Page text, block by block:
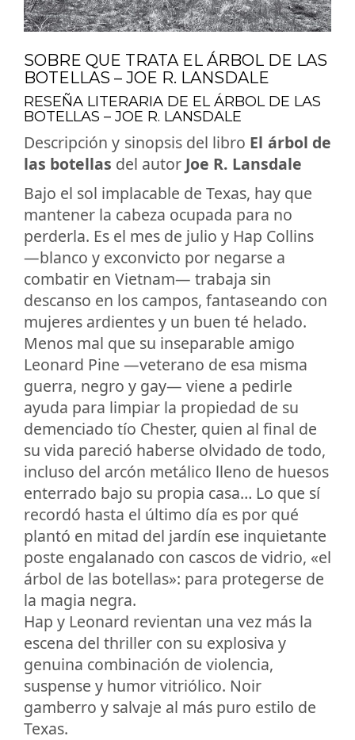
SOBRE QUE TRATA EL ÁRBOL DE LAS
BOTELLAS – JOE R. LANSDALE
RESEÑA LITERARIA DE EL ÁRBOL DE LAS
BOTELLAS – JOE R. LANSDALE
Descripción y sinopsis del libro El árbol de
las botellas del autor Joe R. Lansdale
Bajo el sol implacable de Texas, hay que
mantener la cabeza ocupada para no
perderla. Es el mes de julio y Hap Collins
—blanco y exconvicto por negarse a
combatir en Vietnam— trabaja sin
descanso en los campos, fantaseando con
mujeres ardientes y un buen té helado.
Menos mal que su inseparable amigo
Leonard Pine —veterano de esa misma
guerra, negro y gay— viene a pedirle
ayuda para limpiar la propiedad de su
demenciado tío Chester, quien al final de
su vida pareció haberse olvidado de todo,
incluso del arcón metálico lleno de huesos
enterrado bajo su propia casa… Lo que sí
recordó hasta el último día es por qué
plantó en mitad del jardín ese inquietante
poste engalanado con cascos de vidrio, «el
árbol de las botellas»: para protegerse de
la magia negra.
Hap y Leonard revientan una vez más la
escena del thriller con su explosiva y
genuina combinación de violencia,
suspense y humor vitriólico. Noir
gamberro y salvaje al más puro estilo de
Texas.